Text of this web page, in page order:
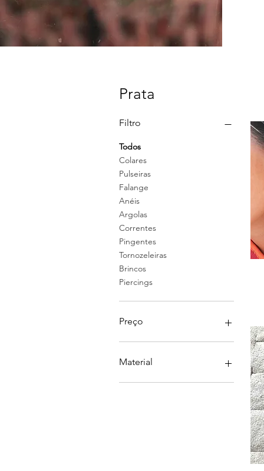
Prata
Filtro
Todos
Colares
Pulseiras
Falange
Anéis
Argolas
Correntes
Pingentes
Tornozeleiras
Brincos
Piercings
Preço
R$ 28
Material
Pedras